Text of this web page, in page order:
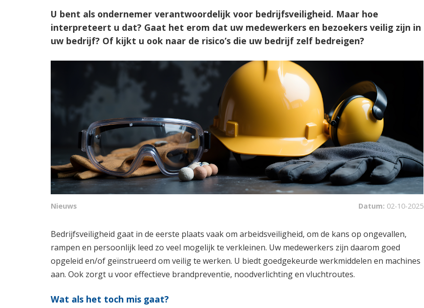
U bent als ondernemer verantwoordelijk voor bedrijfsveiligheid. Maar hoe
interpreteert u dat? Gaat het erom dat uw medewerkers en bezoekers veilig zijn in
uw bedrijf? Of kijkt u ook naar de risico’s die uw bedrijf zelf bedreigen?
Nieuws Datum: 02-10-2025
Bedrijfsveiligheid gaat in de eerste plaats vaak om arbeidsveiligheid, om de kans op ongevallen,
rampen en persoonlijk leed zo veel mogelijk te verkleinen. Uw medewerkers zijn daarom goed
opgeleid en/of geïnstrueerd om veilig te werken. U biedt goedgekeurde werkmiddelen en machines
aan. Ook zorgt u voor effectieve brandpreventie, noodverlichting en vluchtroutes.
Wat als het toch mis gaat?